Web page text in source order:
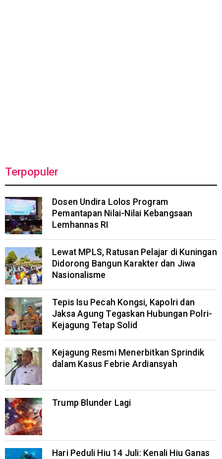
Terpopuler
Dosen Undira Lolos Program
Pemantapan Nilai-Nilai Kebangsaan
Lemhannas RI
Lewat MPLS, Ratusan Pelajar di Kuningan
Didorong Bangun Karakter dan Jiwa
Nasionalisme
Tepis Isu Pecah Kongsi, Kapolri dan
Jaksa Agung Tegaskan Hubungan Polri-
Kejagung Tetap Solid
Kejagung Resmi Menerbitkan Sprindik
dalam Kasus Febrie Ardiansyah
Trump Blunder Lagi
Hari Peduli Hiu 14 Juli: Kenali Hiu Ganas